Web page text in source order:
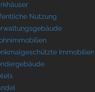
Nutzung
Immobilien